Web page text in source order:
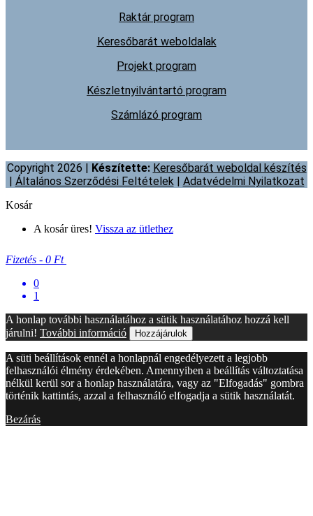
Raktár program
Keresőbarát weboldalak
Projekt program
Készletnyilvántartó program
Számlázó program
Copyright 2026 | Készítette: Keresőbarát weboldal készítés
| Általános Szerződési Feltételek | Adatvédelmi Nyilatkozat
Kosár
A kosár üres! Vissza az ütlethez
Fizetés - 0 Ft
0
1
A honlap további használatához a sütik használatához hozzá kell
járulni! További információ Hozzájárulok
A süti beállítások ennél a honlapnál engedélyezett a legjobb
felhasználói élmény érdekében. Amennyiben a beállítás változtatása
nélkül kerül sor a honlap használatára, vagy az "Elfogadás" gombra
történik kattintás, azzal a felhasználó elfogadja a sütik használatát.
Bezárás